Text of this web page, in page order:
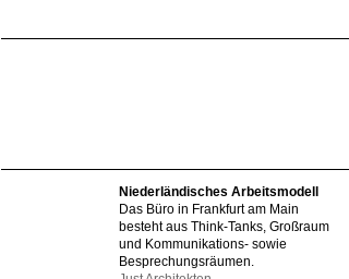
Niederländisches Arbeitsmodell
Das Büro in Frankfurt am Main
besteht aus Think-Tanks, Großraum
und Kommunikations- sowie
Besprechungsräumen.